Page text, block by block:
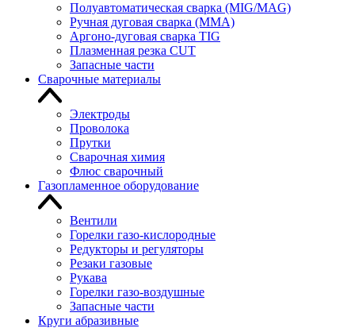
Полуавтоматическая сварка (MIG/MAG)
Ручная дуговая сварка (MMA)
Аргоно-дуговая сварка TIG
Плазменная резка CUT
Запасные части
Сварочные материалы
Электроды
Проволока
Прутки
Сварочная химия
Флюс сварочный
Газопламенное оборудование
Вентили
Горелки газо-кислородные
Редукторы и регуляторы
Резаки газовые
Рукава
Горелки газо-воздушные
Запасные части
Круги абразивные